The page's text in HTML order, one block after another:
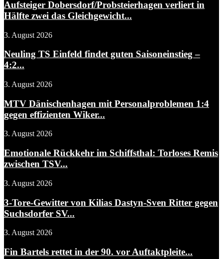
Aufsteiger Dobersdorf/Probsteierhagen verliert in
Hälfte zwei das Gleichgewicht...
3. August 2026
Neuling TS Einfeld findet guten Saisoneinstieg –
4:2...
3. August 2026
MTV Dänischenhagen mit Personalproblemen 1:4
gegen effizienten Wiker...
3. August 2026
Emotionale Rückkehr im Schiffsthal: Torloses Remis
zwischen TSV...
3. August 2026
3-Tore-Gewitter von Kilias Dastyn-Sven Ritter gegen
Suchsdorfer SV...
3. August 2026
Fin Bartels rettet in der 90. vor Auftaktpleite...